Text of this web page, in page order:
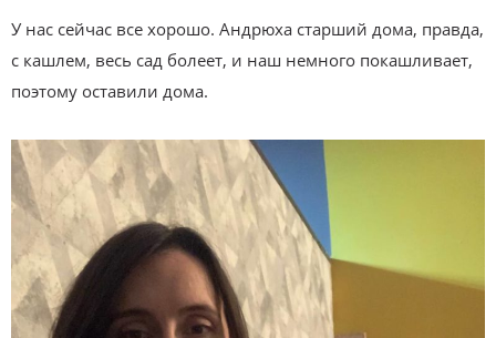
У нас сейчас все хорошо. Андрюха старший дома, правда,
с кашлем, весь сад болеет, и наш немного покашливает,
поэтому оставили дома.